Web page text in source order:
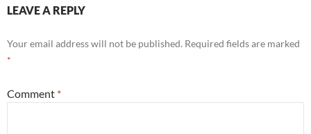
LEAVE A REPLY
Your email address will not be published. Required fields are marked
*
Comment *